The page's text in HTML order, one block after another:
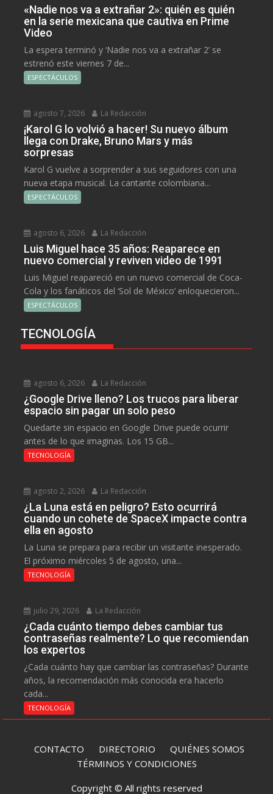
«Nadie nos va a extrañar 2»: quién es quién
en la serie mexicana que cautiva en Prime
Video
La espera terminó y ‘Nadie nos va a extrañar 2’ se
estrenó este viernes 7 de...
ESPECTÁCULOS
agosto 7, 2026 La Redacción
¡Karol G lo volvió a hacer! Su nuevo álbum
llega con Drake, Bruno Mars y más
sorpresas
Karol G vuelve a sorprender a sus seguidores con una
nueva etapa musical. La cantante colombiana...
ESPECTÁCULOS
agosto 6, 2026 La Redacción
Luis Miguel hace 35 años: Reaparece en
nuevo comercial y reviven video de 1991
Luis Miguel reapareció en un nuevo comercial de Coca-
Cola y los fanáticos del ‘Sol de México’ enloquecieron...
ESPECTÁCULOS
TECNOLOGÍA
agosto 6, 2026 La Redacción
¿Google Drive lleno? Los trucos para liberar
espacio sin pagar un solo peso
Quedarte sin espacio en Google Drive puede ocurrir
antes de lo que imaginas. Los 15 GB...
TECNOLOGÍA
agosto 2, 2026 La Redacción
¿La Luna está en peligro? Esto ocurrirá
cuando un cohete de SpaceX impacte contra
ella en agosto
La Luna se prepara para recibir un visitante inesperado.
El próximo miércoles 5 de agosto, una...
TECNOLOGÍA
julio 29, 2026 La Redacción
¿Cada cuánto tiempo debes cambiar tus
contraseñas realmente? Lo que recomiendan
los expertos
¿Cada cuánto hay que cambiar las contraseñas? Durante
años, la recomendación más conocida era hacerlo
cada...
TECNOLOGÍA
CONTACTO DIRECTORIO QUIÉNES SOMOS
TÉRMINOS Y CONDICIONES
Copyright © All rights reserved